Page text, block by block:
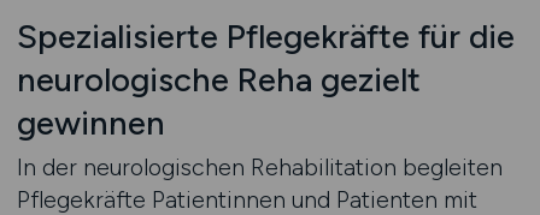
Spezialisierte Pflegekräfte für die
neurologische Reha gezielt
gewinnen
In der neurologischen Rehabilitation begleiten
Pflegekräfte Patientinnen und Patienten mit